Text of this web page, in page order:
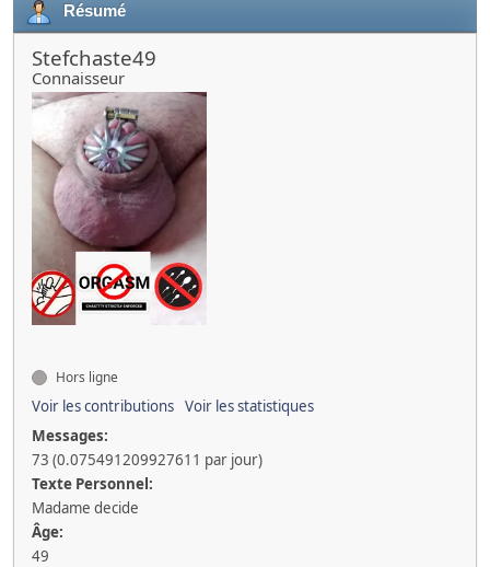
Résumé
Stefchaste49
Connaisseur
Hors ligne
Voir les contributions Voir les statistiques
Messages:
73 (0.075491209927611 par jour)
Texte Personnel:
Madame decide
Âge:
49